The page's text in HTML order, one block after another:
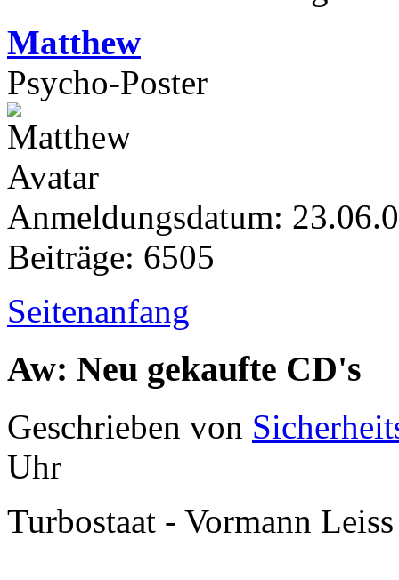
Matthew
Psycho-Poster
Anmeldungsdatum:
Beiträge: 6505
Seitenanfang
Aw: Neu gekaufte CD's
Geschrieben von
Uhr
Turbostaat - Vormann Leiss